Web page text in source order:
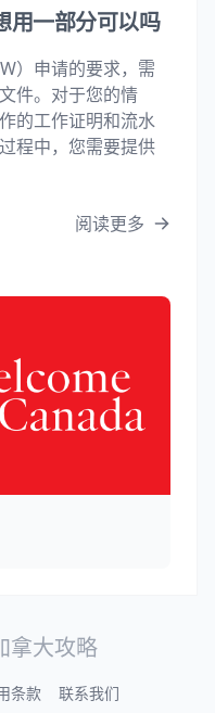
用一部分可以吗
）申请的要求，需
件。对于您的情
的工作证明和流水
程中，您需要提供
阅读更多
拿大攻略
条款 联系我们